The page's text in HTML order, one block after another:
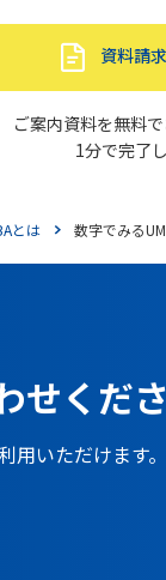
資料請
ご案内資料を無料で
1分で完了し
とは 数字でみる
せくださ
用いただけます。